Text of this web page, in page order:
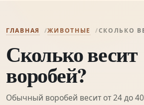
ГЛАВНАЯ ЖИВОТНЫЕ СКОЛЬКО
Сколько весит
воробей?
Обычный воробей весит от 24 до